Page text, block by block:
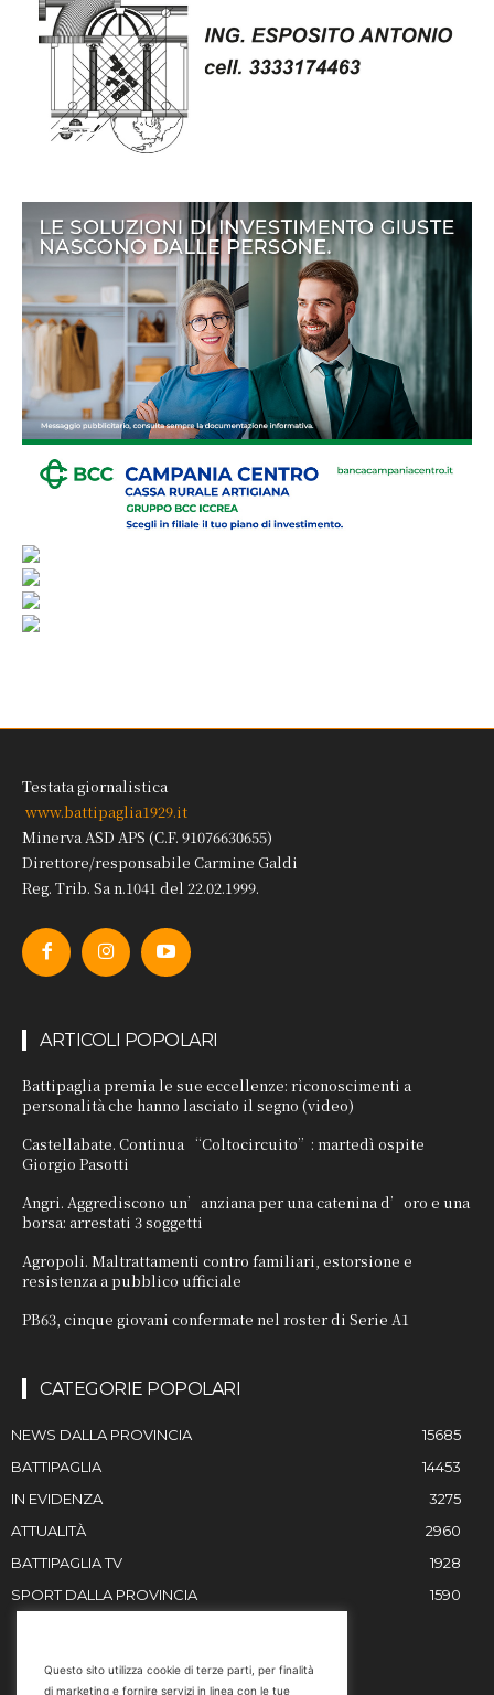
Testata giornalistica
www.battipaglia1929.it
Minerva ASD APS (C.F. 91076630655)
Direttore/responsabile Carmine Galdi
Reg. Trib. Sa n.1041 del 22.02.1999.
ARTICOLI POPOLARI
Battipaglia premia le sue eccellenze: riconoscimenti a
personalità che hanno lasciato il segno (video)
Castellabate. Continua “Coltocircuito”: martedì ospite
Giorgio Pasotti
Angri. Aggrediscono un’anziana per una catenina d’oro e una
borsa: arrestati 3 soggetti
Agropoli. Maltrattamenti contro familiari, estorsione e
resistenza a pubblico ufficiale
PB63, cinque giovani confermate nel roster di Serie A1
CATEGORIE POPOLARI
NEWS DALLA PROVINCIA
15685
BATTIPAGLIA
14453
IN EVIDENZA
3275
ATTUALITÀ
2960
BATTIPAGLIA TV
1928
SPORT DALLA PROVINCIA
1590
Questo sito utilizza cookie di terze parti, per finalità
di marketing e fornire servizi in linea con le tue